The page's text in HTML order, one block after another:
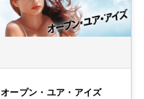
オープン・ユア・アイズ